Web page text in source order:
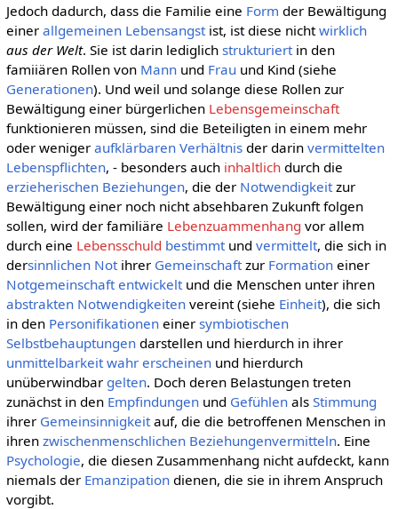
Jedoch dadurch, dass die Familie eine Form der Bewältigung
einer allgemeinen Lebensangstist, ist diese nichtwirklich
aus der Welt. Sie ist darin lediglich strukturiertin den
famiiären Rollen von Mannund Frau und Kind (siehe
Generationen). Und weil und solange diese Rollen zur
Bewältigung einer bürgerlichen Lebensgemeinschaft
funktionieren müssen, sind die Beteiligten in einem mehr
oder weniger aufklärbaren Verhältnisder darin vermittelten
Lebenspflichten, - besonders auch inhaltlichdurch die
erzieherischen Beziehungen, die der Notwendigkeitzur
Bewältigung einer noch nicht absehbaren Zukunft folgen
sollen, wird der familiäre Lebenzuammenhang vor allem
durch eine Lebensschuld bestimmtund vermittelt, die sich in
dersinnlichen Notihrer Gemeinschaftzur Formationeiner
Notgemeinschaft entwickeltund die Menschen unter ihren
abstrakten Notwendigkeitenvereint (siehe Einheit), die sich
in den Personifikationeneiner symbiotischen
Selbstbehauptungendarstellen und hierdurch in ihrer
unmittelbarkeit wahr erscheinenund hierdurch
unüberwindbar gelten. Doch deren Belastungen treten
zunächst in den Empfindungenund Gefühlenals Stimmung
ihrer Gemeinsinnigkeitauf, die die betroffenen Menschen in
ihren zwischenmenschlichen Beziehungenvermitteln. Eine
Psychologie, die diesen Zusammenhang nicht aufdeckt, kann
niemals der Emanzipationdienen, die sie in ihrem Anspruch
vorgibt.